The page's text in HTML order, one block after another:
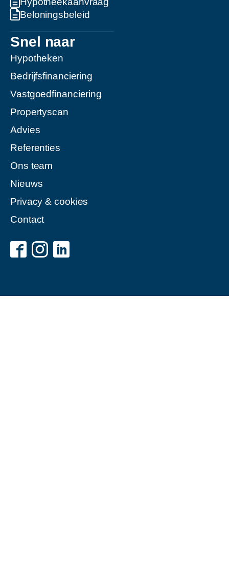
Beloningsbeleid
Snel naar
Hypotheken
Bedrijfsfinanciering
Vastgoedfinanciering
Propertyscan
Advies
Referenties
Ons team
Nieuws
Privacy & cookies
Contact